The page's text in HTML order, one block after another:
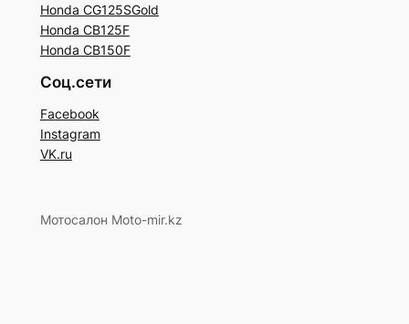
Honda CG125SGold
Honda CB125F
Honda CB150F
Соц.сети
Facebook
Instagram
VK.ru
Мотосалон Moto-mir.kz